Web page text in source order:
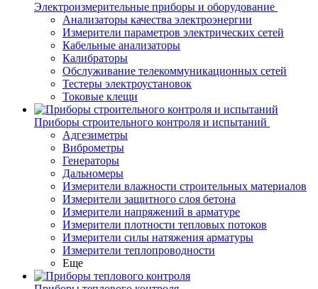
Электроизмерительные приборы и оборудование
Анализаторы качества электроэнергии
Измерители параметров электрических сетей
Кабельные анализаторы
Калибраторы
Обслуживание телекоммуникационных сетей
Тестеры электроустановок
Токовые клещи
Приборы строительного контроля и испытаний
Адгезиметры
Виброметры
Генераторы
Дальномеры
Измерители влажности строительных материалов
Измерители защитного слоя бетона
Измерители напряжений в арматуре
Измерители плотности тепловых потоков
Измерители силы натяжения арматуры
Измерители теплопроводности
Еще